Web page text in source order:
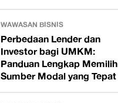
WAWASAN BISNIS
Perbedaan Lender dan
Investor bagi UMKM:
Panduan Lengkap Memilih
Sumber Modal yang Tepat